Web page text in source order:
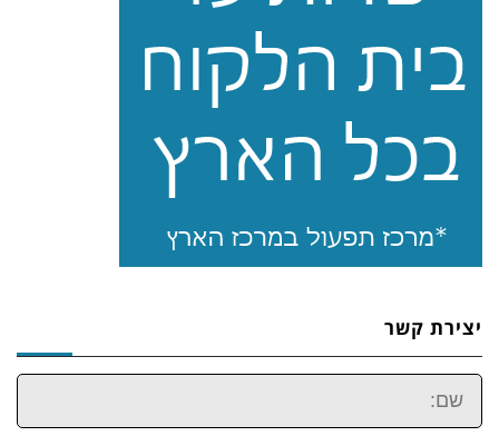
יצירת קשר
שם: